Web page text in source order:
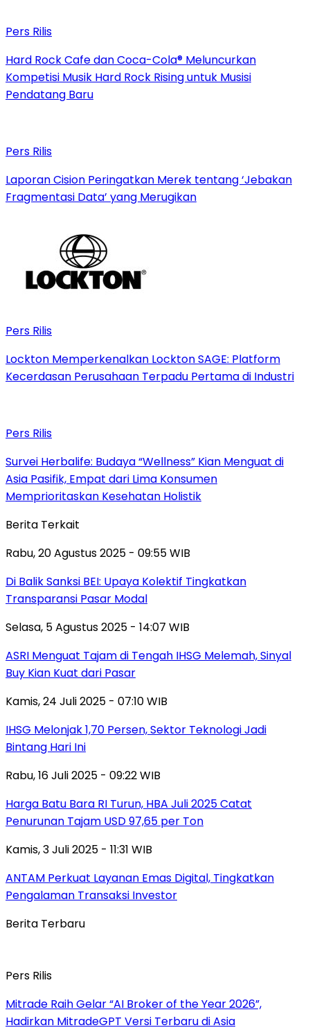
Pers Rilis
Hard Rock Cafe dan Coca-Cola® Meluncurkan
Kompetisi Musik Hard Rock Rising untuk Musisi
Pendatang Baru
Pers Rilis
Laporan Cision Peringatkan Merek tentang ‘Jebakan
Fragmentasi Data’ yang Merugikan
Pers Rilis
Lockton Memperkenalkan Lockton SAGE: Platform
Kecerdasan Perusahaan Terpadu Pertama di Industri
Pers Rilis
Survei Herbalife: Budaya “Wellness” Kian Menguat di
Asia Pasifik, Empat dari Lima Konsumen
Memprioritaskan Kesehatan Holistik
Berita Terkait
Rabu, 20 Agustus 2025 - 09:55 WIB
Di Balik Sanksi BEI: Upaya Kolektif Tingkatkan
Transparansi Pasar Modal
Selasa, 5 Agustus 2025 - 14:07 WIB
ASRI Menguat Tajam di Tengah IHSG Melemah, Sinyal
Buy Kian Kuat dari Pasar
Kamis, 24 Juli 2025 - 07:10 WIB
IHSG Melonjak 1,70 Persen, Sektor Teknologi Jadi
Bintang Hari Ini
Rabu, 16 Juli 2025 - 09:22 WIB
Harga Batu Bara RI Turun, HBA Juli 2025 Catat
Penurunan Tajam USD 97,65 per Ton
Kamis, 3 Juli 2025 - 11:31 WIB
ANTAM Perkuat Layanan Emas Digital, Tingkatkan
Pengalaman Transaksi Investor
Berita Terbaru
Pers Rilis
Mitrade Raih Gelar “AI Broker of the Year 2026”,
Hadirkan MitradeGPT Versi Terbaru di Asia